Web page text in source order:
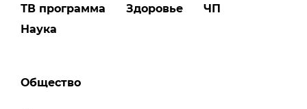
ТВ программа
Наука
Здоровье
ЧП
Общество